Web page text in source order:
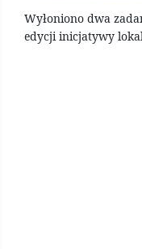
Wyłoniono dwa
edycji inicjatywy